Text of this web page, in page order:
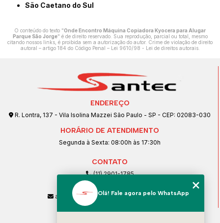
São Caetano do Sul
O conteúdo do texto "Onde Encontro Máquina Copiadora Kyocera para Alugar
Parque São Jorge" é de direito reservado. Sua reprodução, parcial ou total, mesmo
citando nossos links, é proibida sem a autorização do autor. Crime de violação de direito
autoral – artigo 184 do Código Penal – Lei 9610/98 - Lei de direitos autorais.
ENDEREÇO
R. Lontra, 137 - Vila Isolina Mazzei São Paulo - SP - CEP: 02083-030
HORÁRIO DE ATENDIMENTO
Segunda à Sexta: 08:00h às 17:30h
CONTATO
(11) 2901-1785
(11) 99239-1832
atendimento@santeccopiadoras.com.br
Olá! Fale agora pelo WhatsApp